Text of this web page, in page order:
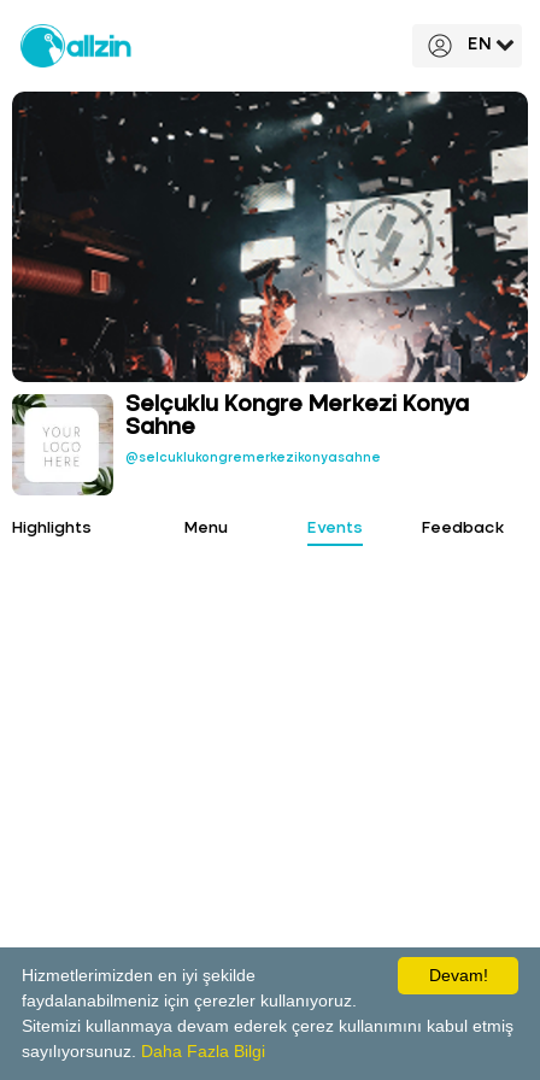
EN
Selçuklu Kongre Merkezi Konya
Sahne
@selcuklukongremerkezikonyasahne
Highlights Menu Events Feedback
Devam!
Hizmetlerimizden en iyi şekilde
faydalanabilmeniz için çerezler kullanıyoruz.
Sitemizi kullanmaya devam ederek çerez kullanımını kabul etmiş
sayılıyorsunuz. Daha Fazla Bilgi